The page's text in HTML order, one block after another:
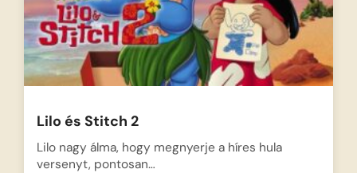
Lilo és Stitch 2
Lilo nagy álma, hogy megnyerje a híres hula
versenyt, pontosan…